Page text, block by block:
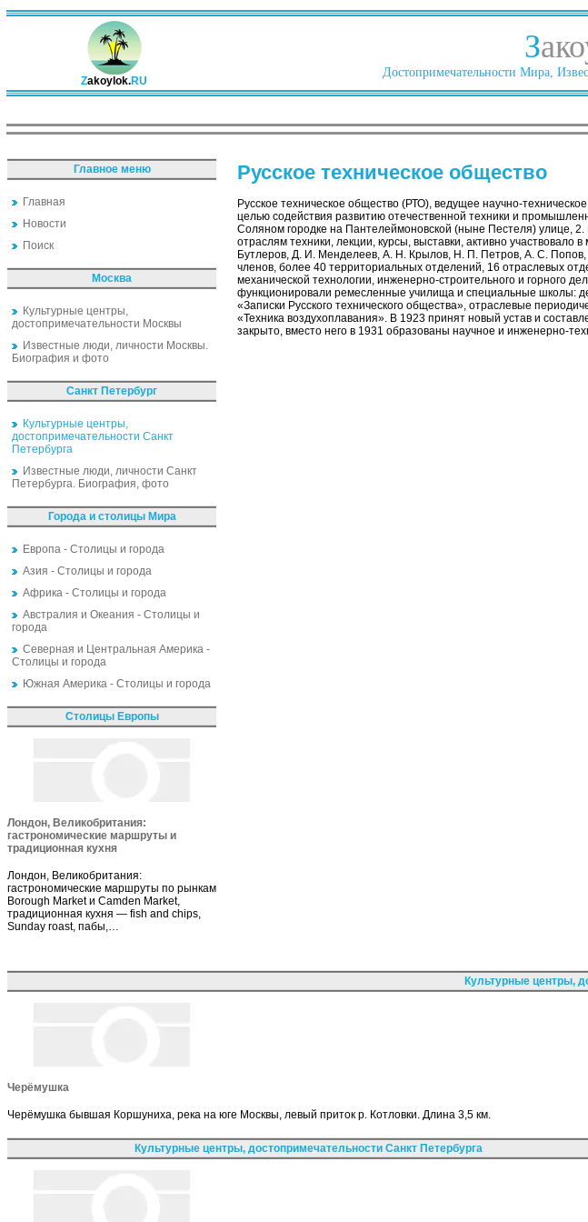
Zakoylok.RU
З
Достопримечательности Мира,
Главное меню
Главная
Новости
Поиск
Москва
Культурные центры,
достопримечательности Москвы
Известные люди, личности Москвы.
Биография и фото
Санкт Петербург
Культурные центры,
достопримечательности Санкт
Петербурга
Известные люди, личности Санкт
Петербурга. Биография, фото
Города и столицы Мира
Европа - Столицы и города
Азия - Столицы и города
Африка - Столицы и города
Австралия и Океания - Столицы и
города
Северная и Центральная Америка -
Столицы и города
Южная Америка - Столицы и города
Столицы Европы
Лондон, Великобритания:
гастрономические маршруты и
традиционная кухня
Лондон, Великобритания:
гастрономические маршруты по рынкам
Borough Market и Camden Market,
традиционная кухня — fish and chips,
Sunday roast, пабы,…
Русское техническое общество
Русское техническое общество (РТО), ведущее научно-
целью содействия развитию отечественной техники и
Соляном городке на Пантелеймоновской (ныне Пестеля) улице,
отраслям техники, лекции, курсы, выставки, активно
Бутлеров, Д. И. Менделеев, А. Н. Крылов, Н. П. Петров, А. С.
членов, более 40 территориальных отделений, 16 отраслевых
механической технологии, инженерно-строительного и горного
функционировали ремесленные училища и специальные школы:
«Записки Русского технического общества», отраслевые
«Техника воздухоплавания». В 1923 принят новый устав и
закрыто, вместо него в 1931 образованы научное и инженерно-
Культурные центры,
Черёмушка
Черёмушка бывшая Коршуниха, река на юге Москвы, левый приток р. Котловки. Длина 3,5 км.
Культурные центры, достопримечательности Санкт Петербурга